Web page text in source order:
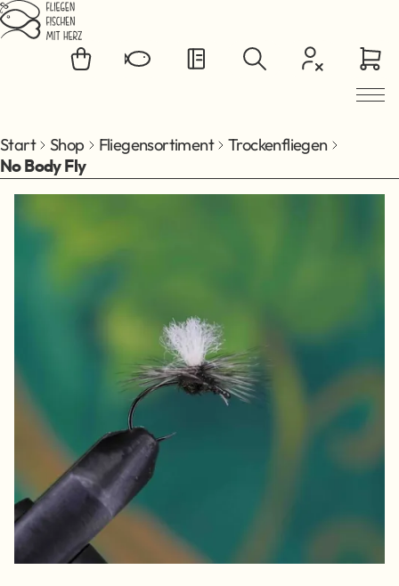
Zum Hauptinhalt springen
Start Shop Fliegensortiment Trockenfliegen
No Body Fly